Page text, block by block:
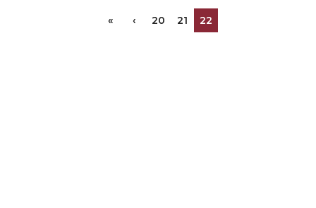
« ‹ 20 21 22